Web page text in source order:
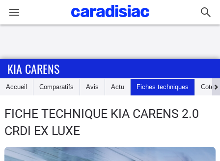
Accueil
Essais
Guide
d'achat
KIA CARENS
Accueil Comparatifs Avis Actu Fiches techniques Cote
FICHE TECHNIQUE KIA CARENS 2.0
CRDI EX LUXE